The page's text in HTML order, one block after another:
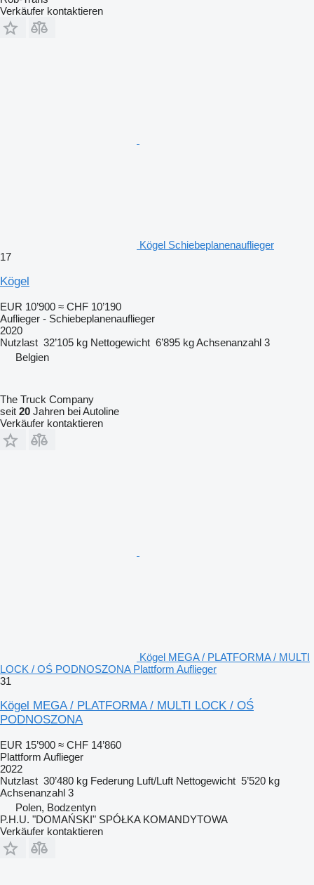
Verkäufer kontaktieren
Kögel Schiebeplanenauflieger
17
Kögel
EUR 10’900 ≈ CHF 10’190
Auflieger - Schiebeplanenauflieger
2020
Nutzlast 32’105 kg Nettogewicht 6’895 kgAchsenanzahl 3
Belgien
The Truck Company
seit 20 Jahren bei Autoline
Verkäufer kontaktieren
Kögel MEGA / PLATFORMA / MULTI
LOCK / OŚ PODNOSZONA Plattform Auflieger
31
Kögel MEGA / PLATFORMA / MULTI LOCK / OŚ
PODNOSZONA
EUR 15’900 ≈ CHF 14’860
Plattform Auflieger
2022
Nutzlast 30’480 kg Federung Luft/Luft Nettogewicht 5’520 kg
Achsenanzahl 3
Polen, Bodzentyn
P.H.U. "DOMAŃSKI" SPÓŁKA KOMANDYTOWA
Verkäufer kontaktieren